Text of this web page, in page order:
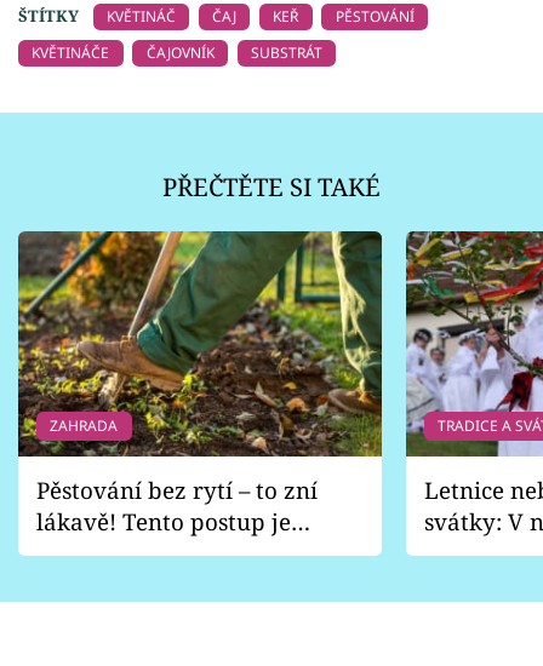
ŠTÍTKY
KVĚTINÁČ ČAJ KEŘ
PĚSTOVÁNÍ
KVĚTINÁČE
ČAJOVNÍK SUBSTRÁT
PŘEČTĚTE SI TAKÉ
ZAHRADA
Pěstování bez rytí – to zní
lákavě! Tento postup je
vhodný jen pro některé
TRADICE A
Letnice
svátky: V
pondělí